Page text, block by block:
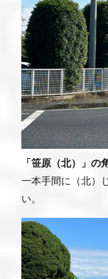
「笹原（北）」の
一本手間に（北）
い。